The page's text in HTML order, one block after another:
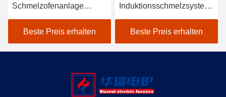
Schmelzofenanlage
Leichte Wartung
Beste Preis erhalten
Induktionsschmelzsystem
Niedrige Wartung IGBT-
Doppelzelltransistor-
Stromversorgung
Beste Preis erhalten